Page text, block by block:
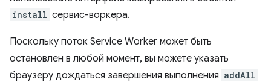
install сервис-воркера.
Поскольку поток Service Worker может быть
остановлен в любой момент, вы можете указать
браузеру дождаться завершения выполнения addAll